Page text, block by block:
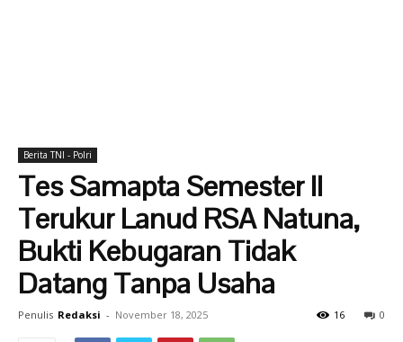
Berita TNI - Polri
Tes Samapta Semester II
Terukur Lanud RSA Natuna,
Bukti Kebugaran Tidak
Datang Tanpa Usaha
Penulis Redaksi - November 18, 2025 0
16